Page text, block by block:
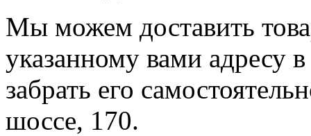
Мы можем доставить
указанному вами адресу
забрать его
шоссе, 170.